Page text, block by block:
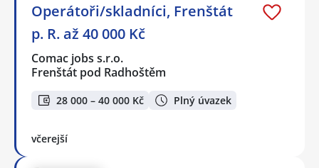
Operátoři/skladníci, Frenštát
p. R. až 40 000 Kč
Comac jobs s.r.o.
Frenštát pod Radhoštěm
28 000 – 40 000 Kč Plný úvazek
včerejší